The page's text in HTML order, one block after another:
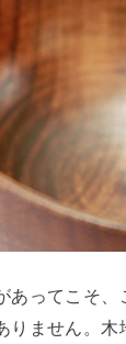
あってこそ
りません。